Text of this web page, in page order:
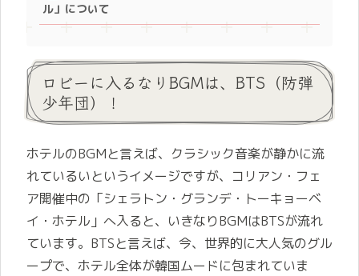
ル」について
ロビーに入るなりBGMは、BTS（防弾
少年団）！
ホテルのBGMと言えば、クラシック音楽が静かに流
れているいというイメージですが、コリアン・フェ
ア開催中の 「シェラトン・グランデ・トーキョーベ
イ・ホテル」へ入ると、いきなりBGMはBTSが流れ
ています。BTSと言えば、今、世界的に大人気のグル
ープで、ホテル全体が韓国ムードに包まれていま